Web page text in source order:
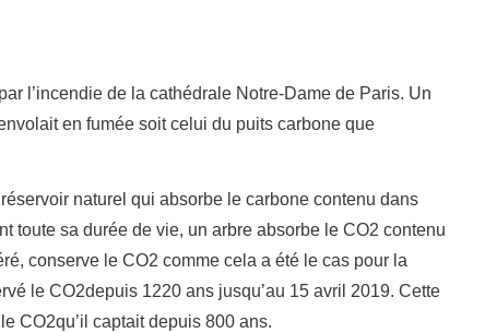
l’incendie de la cathédrale Notre-Dame de Paris. Un
en fumée soit celui du puits carbone que
naturel qui absorbe le carbone contenu dans
toute sa durée de vie, un arbre absorbe le CO2 contenu
conserve le CO2 comme cela a été le cas pour la
le CO2depuis 1220 ans jusqu’au 15 avril 2019. Cette
CO2qu’il captait depuis 800 ans.